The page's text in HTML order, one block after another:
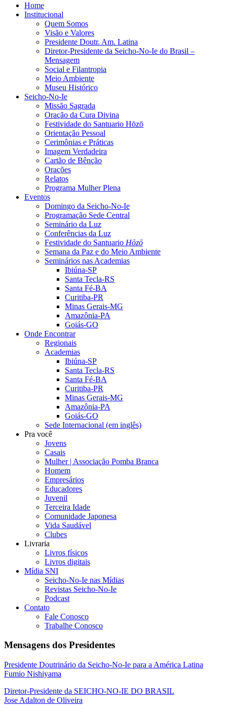
Home
Institucional
Quem Somos
Visão e Valores
Presidente Doutr. Am. Latina
Diretor-Presidente da Seicho-No-Ie do Brasil –
Mensagem
Social e Filantropia
Meio Ambiente
Museu Histórico
Seicho-No-Ie
Missão Sagrada
Oração da Cura Divina
Festividade do Santuario Hōzō
Orientação Pessoal
Cerimônias e Práticas
Imagem Verdadeira
Cartão de Bênção
Orações
Relatos
Programa Mulher Plena
Eventos
Domingo da Seicho-No-Ie
Programação Sede Central
Seminário da Luz
Conferências da Luz
Festividade do Santuario Hōzō
Semana da Paz e do Meio Ambiente
Seminários nas Academias
Ibiúna-SP
Santa Tecla-RS
Santa Fé-BA
Curitiba-PR
Minas Gerais-MG
Amazônia-PA
Goiás-GO
Onde Encontrar
Regionais
Academias
Ibiúna-SP
Santa Tecla-RS
Santa Fé-BA
Curitiba-PR
Minas Gerais-MG
Amazônia-PA
Goiás-GO
Sede Internacional (em inglês)
Pra você
Jovens
Casais
Mulher | Associação Pomba Branca
Homem
Empresários
Educadores
Juvenil
Terceira Idade
Comunidade Japonesa
Vida Saudável
Clubes
Livraria
Livros físicos
Livros digitais
Mídia SNI
Seicho-No-Ie nas Mídias
Revistas Seicho-No-Ie
Podcast
Contato
Fale Conosco
Trabalhe Conosco
Mensagens dos Presidentes
Presidente Doutrinário da Seicho-No-Ie para a América Latina
Fumio Nishiyama
Diretor-Presidente da SEICHO-NO-IE DO BRASIL
Jose Adalton de Oliveira